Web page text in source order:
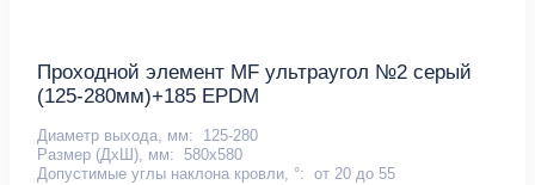
Проходной элемент MF ультраугол №2 серый
(125-280мм)+185 EPDM
Диаметр выхода, мм:
125-280
Размер (ДхШ), мм: 580х580
Допустимые углы наклона кровли, °: от 20 до 55